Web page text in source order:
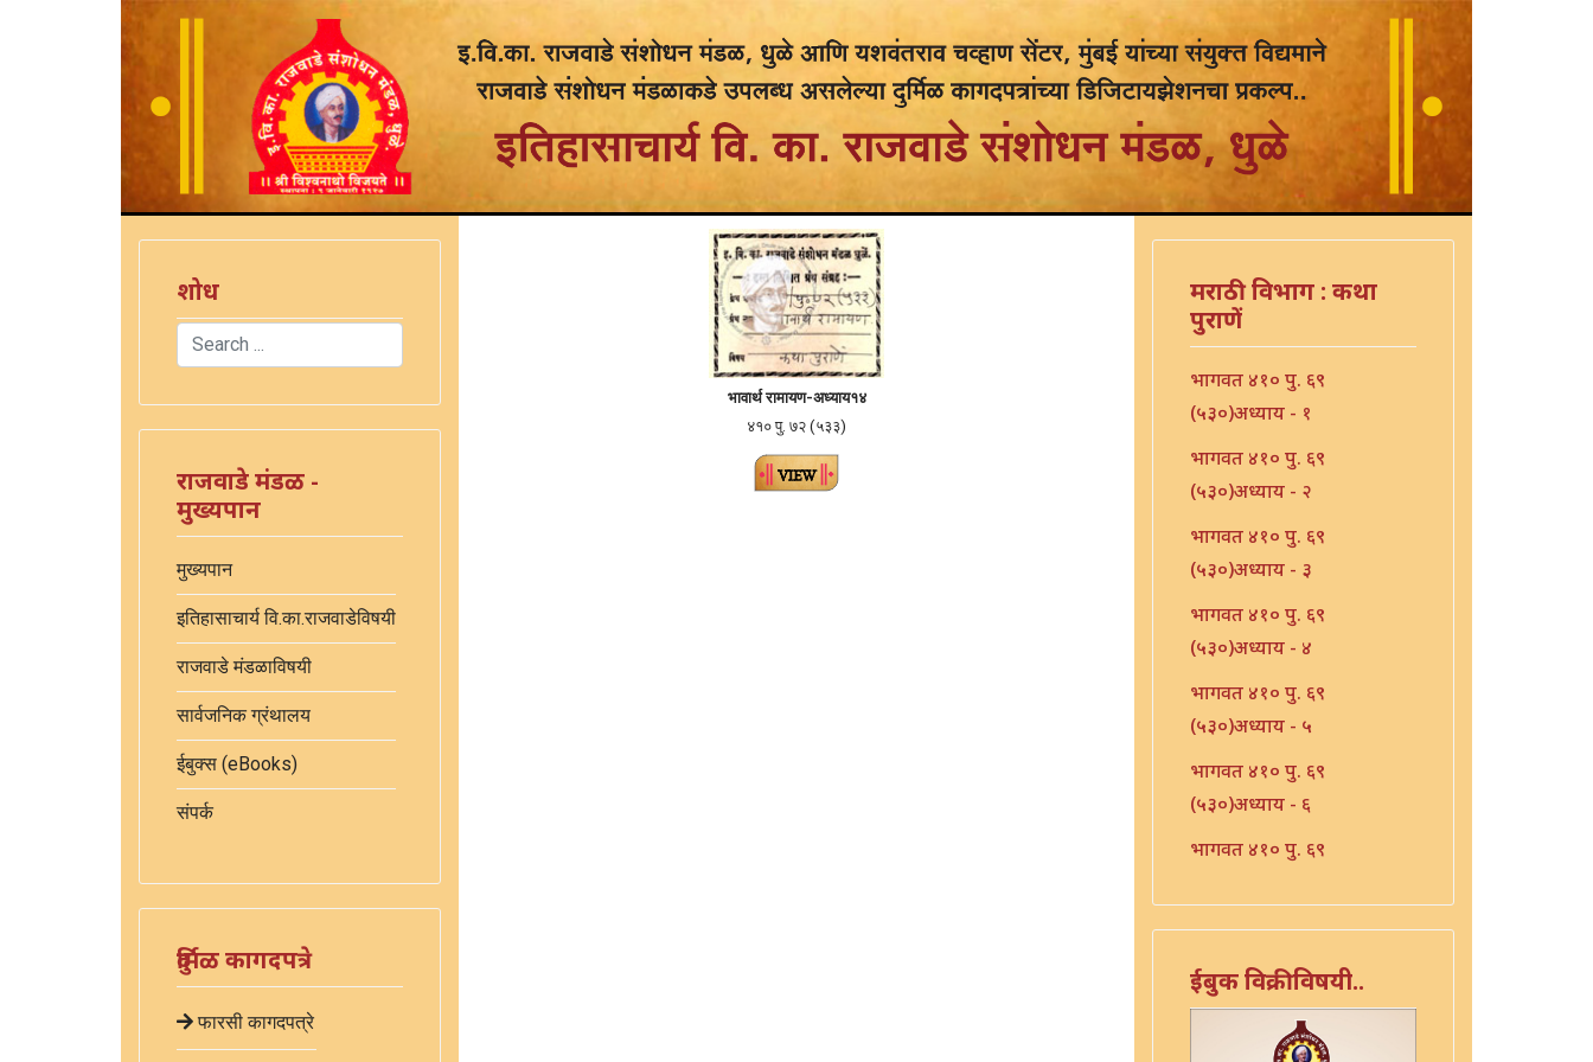
शोध
Search
राजवाडे मंडळ -
मुख्यपान
मुख्यपान
इतिहासाचार्य वि.का.राजवाडेविषयी
राजवाडे मंडळाविषयी
सार्वजनिक ग्रंथालय
ईबुक्स (eBooks)
संपर्क
दुर्मिळ कागदपत्रे
फारसी कागदपत्रे
भावार्थ रामायण-अध्याय१४
४१० पु. ७२ (५३३)
मराठी विभाग : कथा
पुराणें
भागवत ४१० पु. ६९
(५३०)अध्याय - १
भागवत ४१० पु. ६९
(५३०)अध्याय - २
भागवत ४१० पु. ६९
(५३०)अध्याय - ३
भागवत ४१० पु. ६९
(५३०)अध्याय - ४
भागवत ४१० पु. ६९
(५३०)अध्याय - ५
भागवत ४१० पु. ६९
(५३०)अध्याय - ६
भागवत ४१० पु. ६९
भारत - ४१० पु १०६ (५६७)
भारत - ४१० पु १०८(५६९)
भारत ४१० पु. ९०(५५१)
ईबुक विक्रीविषयी..